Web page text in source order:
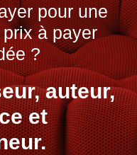
pour une
à payer
?
auteur,
et